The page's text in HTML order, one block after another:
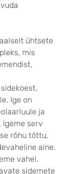
ühtsete
mis
Ige on
ja
Igeme serv
rõhu tõttu,
aine.
vahel.
sidemete